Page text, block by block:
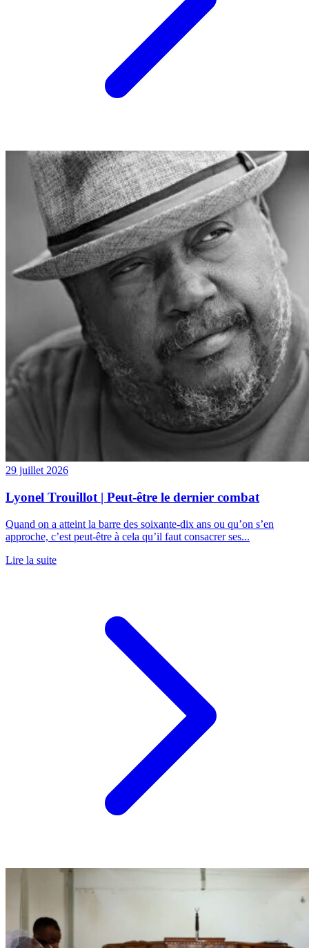
29 juillet 2026
Lyonel Trouillot | Peut-être le dernier combat
Quand on a atteint la barre des soixante-dix ans ou qu’on s’en
approche, c’est peut-être à cela qu’il faut consacrer ses...
Lire la suite